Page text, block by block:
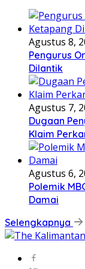
Agustus 8,
Pengurus
Dilantik
Agustus 7,
Dugaan
Klaim
Agustus 6,
Polemik
Damai
Selengkapnya